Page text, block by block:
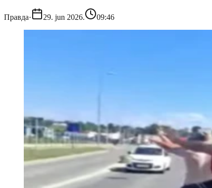
Правда· 29. jun 2026. 09:46